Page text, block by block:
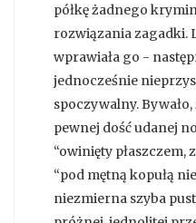
półkę żadnego
rozwiązania zagadki.
wprawiała go -
jednocześnie
spoczywalny.
pewnej dość udanej
“owinięty płaszczem,
“pod mętną kopułą
niezmierna szyba